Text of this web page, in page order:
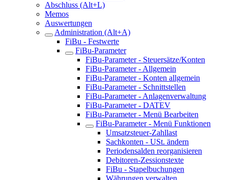
Abschluss (Alt+L)
Memos
Auswertungen
Administration (Alt+A)
FiBu - Festwerte
FiBu-Parameter
FiBu-Parameter - Steuersätze/Konten
FiBu-Parameter - Allgemein
FiBu-Parameter - Konten allgemein
FiBu-Parameter - Schnittstellen
FiBu-Parameter - Anlagenverwaltung
FiBu-Parameter - DATEV
FiBu-Parameter - Menü Bearbeiten
FiBu-Parameter - Menü Funktionen
Umsatzsteuer-Zahllast
Sachkonten - USt. ändern
Periodensalden reorganisieren
Debitoren-Zessionstexte
FiBu - Stapelbuchungen
Währungen verwalten